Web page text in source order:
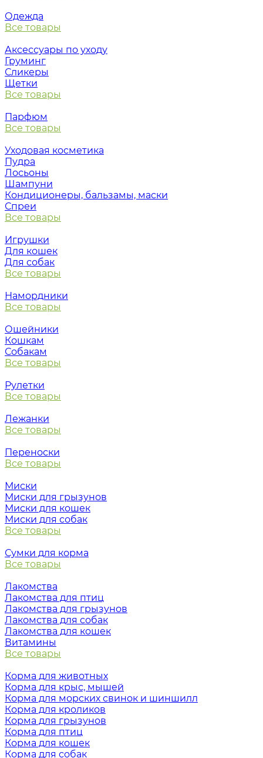
Одежда
Все товары
Аксессуары по уходу
Груминг
Сликеры
Щетки
Все товары
Парфюм
Все товары
Уходовая косметика
Пудра
Лосьоны
Шампуни
Кондиционеры, бальзамы, маски
Спреи
Все товары
Игрушки
Для кошек
Для собак
Все товары
Намордники
Все товары
Ошейники
Кошкам
Собакам
Все товары
Рулетки
Все товары
Лежанки
Все товары
Переноски
Все товары
Миски
Миски для грызунов
Миски для кошек
Миски для собак
Все товары
Сумки для корма
Все товары
Лакомства
Лакомства для птиц
Лакомства для грызунов
Лакомства для собак
Лакомства для кошек
Витамины
Все товары
Корма для животных
Корма для крыс, мышей
Корма для морских свинок и шиншилл
Корма для кроликов
Корма для грызунов
Корма для птиц
Корма для кошек
Корма для собак